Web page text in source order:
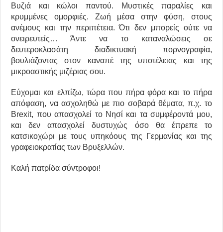
Βυζιά και κώλοι παντού. Μυστικές παραλίες και
κρυμμένες ομορφιές. Ζωή μέσα στην φύση, στους
ανέμους και την περιπέτεια. Ότι δεν μπορείς ούτε να
ονειρευτείς…Άντε να το καταναλώσεις σε
δευτεροκλασάτη διαδικτυακή πορνογραφία,
βουλιάζοντας στον καναπέ της υποτέλειας και της
μικροαστικής μιζέριας σου.
Εύχομαι και ελπίζω, τώρα που πήρα φόρα και το πήρα
απόφαση, να ασχοληθώ με πιο σοβαρά θέματα, π.χ. το
Brexit, που απασχολεί το Νησί και τα συμφέροντά μου,
και δεν απασχολεί δυστυχώς
όσο θα έπρεπε το
κατσικοχώρι με τους υπηκόους της Γερμανίας και της
γραφειοκρατίας των Βρυξελλών.
Καλή πατρίδα σύντροφοι!